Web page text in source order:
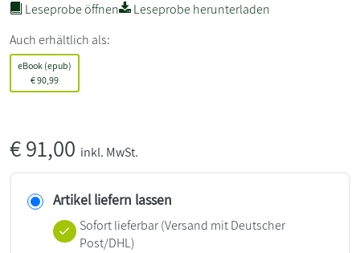
Leseprobe öffnen
Leseprobe herunterladen
Auch erhältlich als:
eBook (epub)
€90,99
€91,00 inkl. MwSt.
Artikel liefern lassen
Sofort lieferbar(Versand mit Deutscher
Post/DHL)